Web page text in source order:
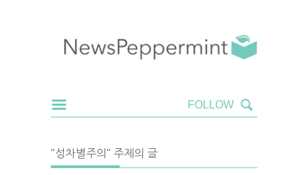
"성차별주의" 주제의 글